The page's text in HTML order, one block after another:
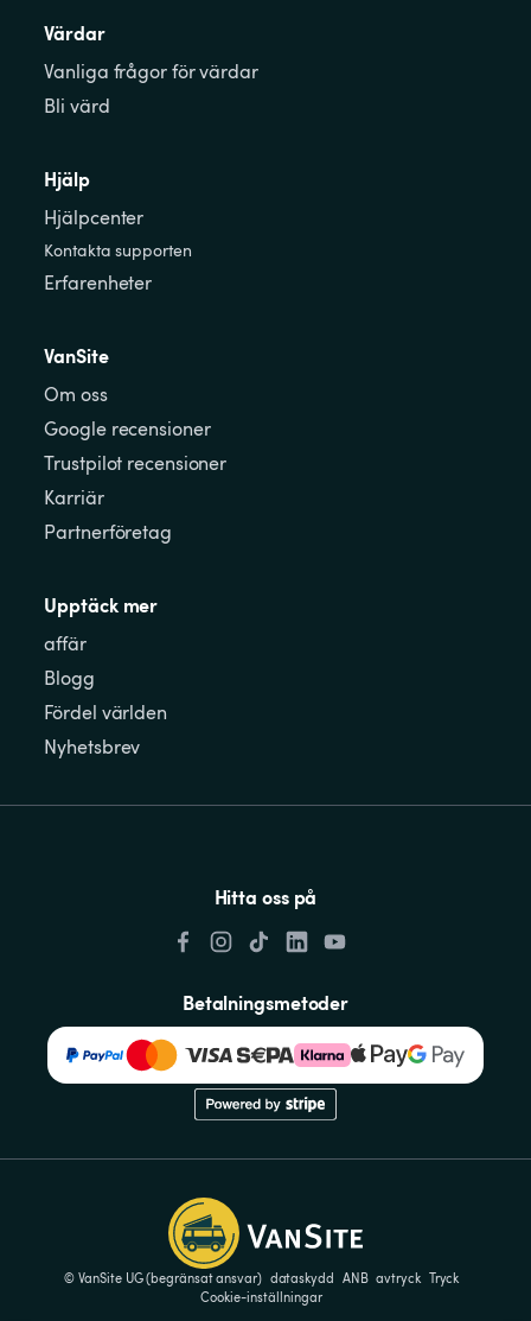
Värdar
Vanliga frågor för värdar
Bli värd
Hjälp
Hjälpcenter
Kontakta supporten
Erfarenheter
VanSite
Om oss
Google recensioner
Trustpilot recensioner
Karriär
Partnerföretag
Upptäck mer
affär
Blogg
Fördel världen
Nyhetsbrev
Hitta oss på
Betalningsmetoder
© VanSite UG (begränsat ansvar) dataskydd ANB avtryck Tryck
Cookie-inställningar